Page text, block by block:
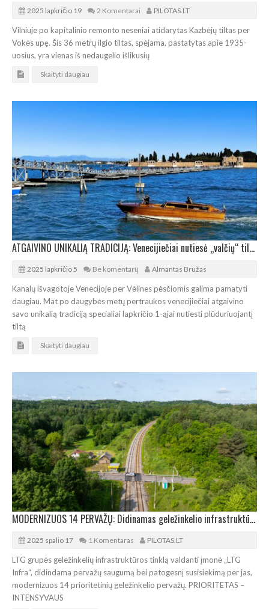
2025 lapkričio 19 2 Komentarai PILOTAS.LT
Vilniuje po kapitalinio remonto neseniai atidarytas Kazbėjų tiltas per
Vokės upę. Šis 36 metrų ilgio tiltas, spėjama, pastatytas apie 1935-
uosius, yra vienas iš nedaugelio išlikusių
Skaityti daugiau
ATGAIVINO UNIKALIĄ TRADICIJĄ: Venecijiečiai nutiesė „valčių“ tiltą į Mirusiųjų salą
2025 lapkričio 5 Be komentarų Almantas Bružas
Kanalų išvagotoje Venecijoje per Vėlines pėsčiomis galima pamatyti
daugiau. Mat po daugybės metų pertraukos venecijiečiai atgaivino
savo unikalią tradiciją specialiai lapkričio 1-ąjai nutiesti plūduriuojantį
tiltą
Skaityti daugiau
MODERNIZUOS 14 PERVAŽŲ: Didinamas geležinkelio infrastruktūros saugumas
2025 spalio 17 1 Komentaras PILOTAS.LT
LTG grupės geležinkelių infrastruktūros tinklą valdanti įmonė „LTG
Infra“, didindama pervažų saugumą bei patogesnį susisiekimą per jas,
modernizuos 14 prioritetinių geležinkelio pervažų. PRIORITETAS –
INTENSYVAUS